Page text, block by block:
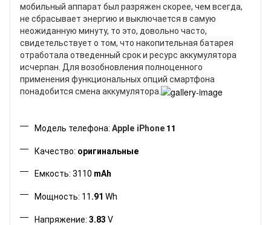
мобильный аппарат был разряжен скорее, чем всегда,
не сбрасывает энергию и выключается в самую
неожиданную минуту, то это, довольно часто,
свидетельствует о том, что накопительная батарея
отработала отведенный срок и ресурс аккумулятора
исчерпан. Для возобновления полноценного
применения функциональных опций смартфона
понадобится смена аккумулятора.
Модель телефона: Apple iPhone 11
Качество: оригинальные
Емкость: 3110 mAh
Мощность: 11 .91 Wh
Напряжение: 3.83 V